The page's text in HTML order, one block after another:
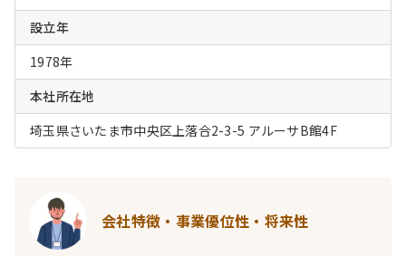
設立年
1978年
本社所在地
埼玉県さいたま市中央区上落合2-3-5 アルーサB館4F
会社特徴・事業優位性・将来性